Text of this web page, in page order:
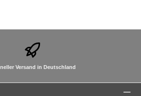
Versand in Deutschland